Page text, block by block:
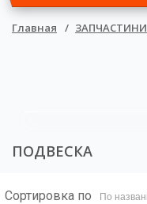
Главная ЗАПЧАСТИНИ
ПОДВЕСКА
Сортировка по